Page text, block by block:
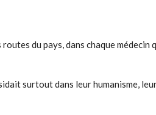
du pays, dans chaque
surtout dans leur humanisme,